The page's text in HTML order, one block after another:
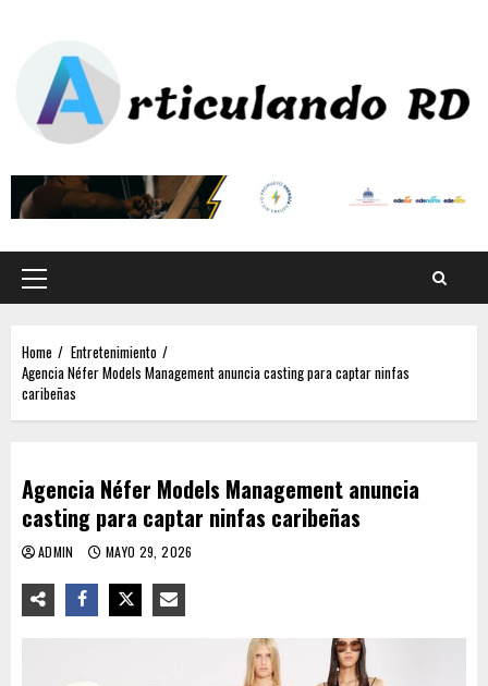
Home
Entretenimiento
Agencia Néfer Models Management anuncia casting para captar ninfas
caribeñas
Agencia Néfer Models Management anuncia
casting para captar ninfas caribeñas
ADMIN MAYO 29, 2026